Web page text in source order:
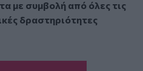
με συμβολή από όλες τις
δραστηριότητες